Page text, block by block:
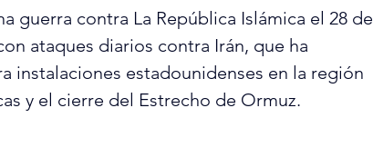
guerra contra La República Islámica el 28 de
ataques diarios contra Irán, que ha
instalaciones estadounidenses en la región
y el cierre del Estrecho de Ormuz.